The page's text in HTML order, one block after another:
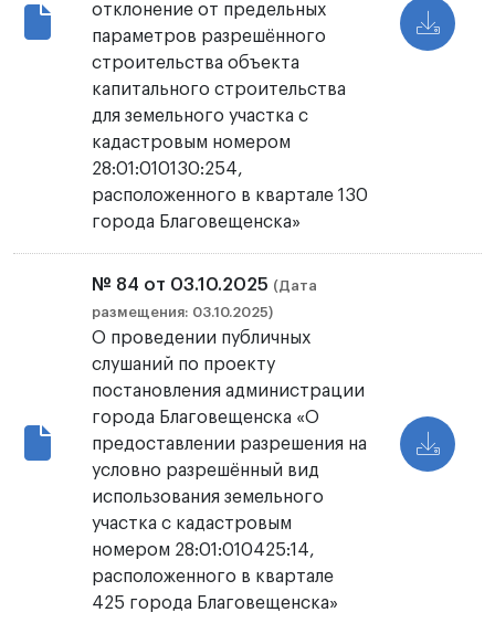
отклонение от предельных
параметров разрешённого
строительства объекта
капитального строительства
для земельного участка с
кадастровым номером
28:01:010130:254,
расположенного в квартале 130
города Благовещенска»
№ 84 от 03.10.2025 (Дата
размещения: 03.10.2025)
О проведении публичных
слушаний по проекту
постановления администрации
города Благовещенска «О
предоставлении разрешения на
условно разрешённый вид
использования земельного
участка с кадастровым
номером 28:01:010425:14,
расположенного в квартале
425 города Благовещенска»